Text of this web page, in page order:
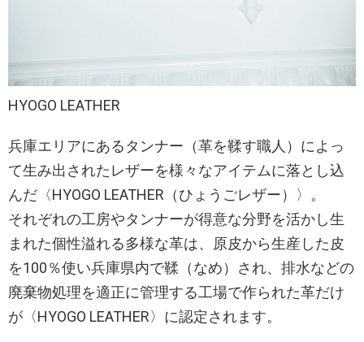
HYOGO LEATHER
兵庫エリアにあるタンナー（革を鞣す職人）によっ
て生み出されたレザーを様々なアイテムに落とし込
んだ〈HYOGO LEATHER（ひょうごレザー）〉。
それぞれの工房やタンナーが得意な分野を活かし生
まれた個性溢れる多様な革は、原皮から生産した皮
を100％使い兵庫県内で鞣（なめ）され、排水などの
廃棄物処理を適正に管理する工場で作られた革だけ
が〈HYOGO LEATHER〉に認定されます。